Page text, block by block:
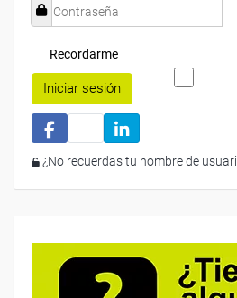
Recordarme
Iniciar sesión
¿No recuerdas tu nombre de